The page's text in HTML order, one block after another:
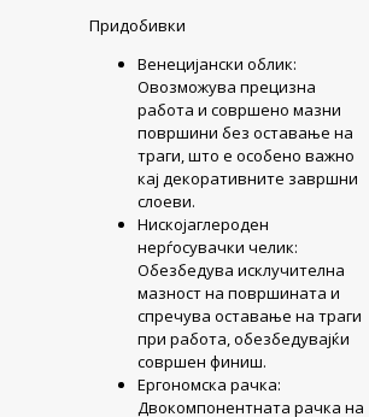
Придобивки
Венецијански облик:
Овозможува прецизна
работа и совршено мазни
површини без оставање на
траги, што е особено важно
кај декоративните завршни
слоеви.
Нискојаглероден
нерѓосувачки челик:
Обезбедува исклучителна
мазност на површината и
спречува оставање на траги
при работа, обезбедувајќи
совршен финиш.
Ергономска рачка:
Двокомпонентната рачка на